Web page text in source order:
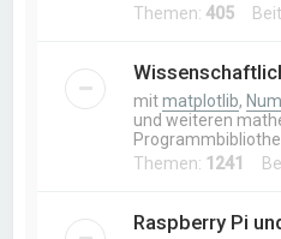
Themen:405
mitmatplotlib,
und weiteren
Themen: 1241
Raspberry Pi